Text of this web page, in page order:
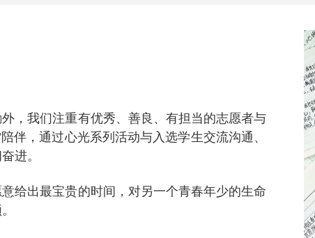
，我们注重有优秀、善良、有担当的志愿者与
伴，通过心光系列活动与入选学生交流沟通、
进。
给出最宝贵的时间，对另一个青春年少的生命